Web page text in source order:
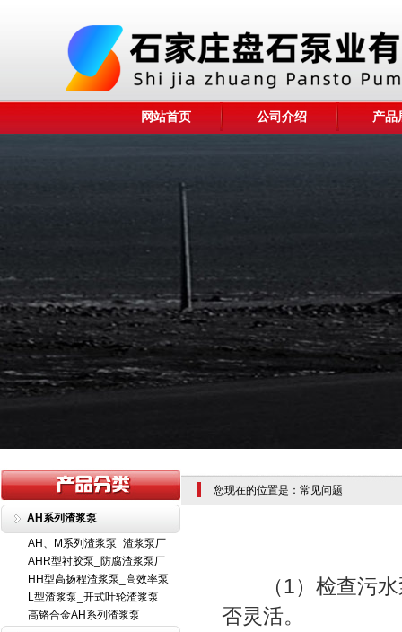
网站首页 公司介绍 产品
AH系列渣浆泵
AH、M系列渣浆泵_渣浆泵厂
AHR型衬胶泵_防腐渣浆泵厂
HH型高扬程渣浆泵_高效率泵
L型渣浆泵_开式叶轮渣浆泵
高铬合金AH系列渣浆泵
您现在的位置是：常见问题
（1）检查污水
否灵活。